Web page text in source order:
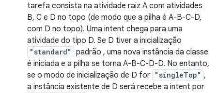
tarefa consista na atividade raiz A com atividades
B, C e D no topo (de modo que a pilha é A-B-C-D,
com D no topo). Uma intent chega para uma
atividade do tipo D. Se D tiver a inicialização
"standard"
padrão , uma nova instância da classe
é iniciada e a pilha se torna A-B-C-D-D. No entanto,
se o modo de inicialização de D for "singleTop" ,
a instância existente de D será recebe a intent por